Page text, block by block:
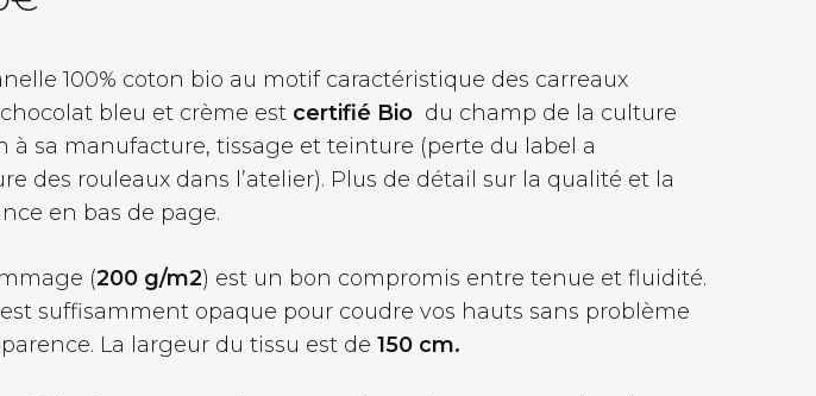
100% coton bio au motif caractéristique des carreaux
bleu et crème est certifié Bio du champ de la culture
à sa manufacture, tissage et teinture (perte du label a
des rouleaux dans l’atelier). Plus de détail sur la qualité et la
en bas de page.
(200 g/m2) est un bon compromis entre tenue et fluidité.
suffisamment opaque pour coudre vos hauts sans problème
La largeur du tissu est de 150 cm.